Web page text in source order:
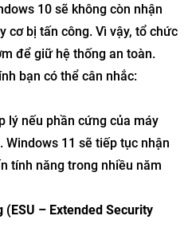
10 sẽ không còn nhận
cơ bị tấn công. Vì vậy, tổ chức
để giữ hệ thống an toàn.
bạn có thể cân nhắc:
lý nếu phần cứng của máy
11 sẽ tiếp tục nhận
tính năng trong nhiều năm
– Extended Security